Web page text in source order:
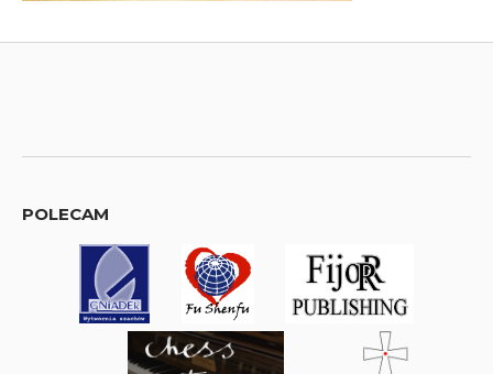
POLECAM